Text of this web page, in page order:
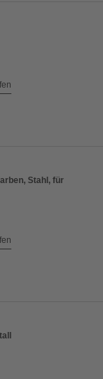
Stahl, für